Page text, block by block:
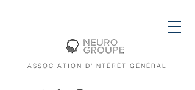
ASSOCIATION D'INTÉRÊT GÉNÉRAL